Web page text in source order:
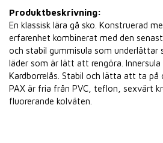
Produktbeskrivning:
En klassisk lära gå sko. Konstruerad
erfarenhet kombinerat med den
och stabil gummisula som underlättar
läder som är lätt att rengöra. Innersula
Kardborrelås. Stabil och lätta att ta på
PAX är fria från PVC, teflon, sexvärt
fluorerande kolväten.